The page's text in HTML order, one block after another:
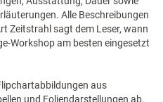
Alle Beschreibungen
Zeitstrahl sagt dem Leser, wann
Workshop am besten eingesetzt
aus
und Foliendarstellungen ab.